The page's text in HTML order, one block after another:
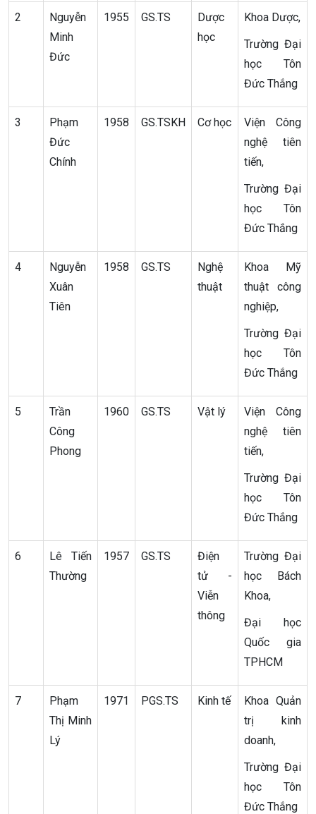
2
Nguyễn
Minh
Đức
1955 GS.TS
Dược
học
Khoa Dược,
Trường Đại
học Tôn
Đức Thắng
3
Phạm
Đức
Chính
1958 GS.TSKH Cơ học
Viện Công
nghệ tiên
tiến,
Trường Đại
học Tôn
Đức Thắng
4
Nguyễn
Xuân
Tiên
1958 GS.TS
Nghệ
thuật
Khoa Mỹ
thuật công
nghiệp,
Trường Đại
học Tôn
Đức Thắng
5
Trần
Công
Phong
1960 GS.TS Vật lý
Viện Công
nghệ tiên
tiến,
Trường Đại
học Tôn
Đức Thắng
6
Lê Tiến
Thường
1957 GS.TS
Điện
tử -
Viễn
thông
Trường Đại
học Bách
Khoa,
Đại học
Quốc gia
TPHCM
7
Phạm
Thị Minh
Lý
1971 PGS.TS Kinh tế
Khoa Quản
trị kinh
doanh,
Trường Đại
học Tôn
Đức Thắng